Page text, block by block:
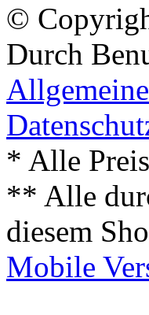
©
Durch
* Alle
** Alle
diesem
Mobile